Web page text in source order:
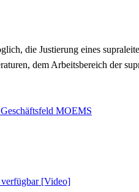
die Justierung eines
dem Arbeitsbereich der
MOEMS
[Video]